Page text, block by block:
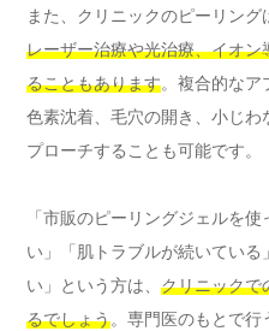
また、クリニックのピーリング
レーザー治療や光治療、イオ
ることもあります。複合的なア
色素沈着、毛穴の開き、小じ
プローチすることも可能です。
「市販のピーリングジェルを
い」「肌トラブルが続いてい
い」という方は、 クリニックで
るでしょう。専門医のもとで行